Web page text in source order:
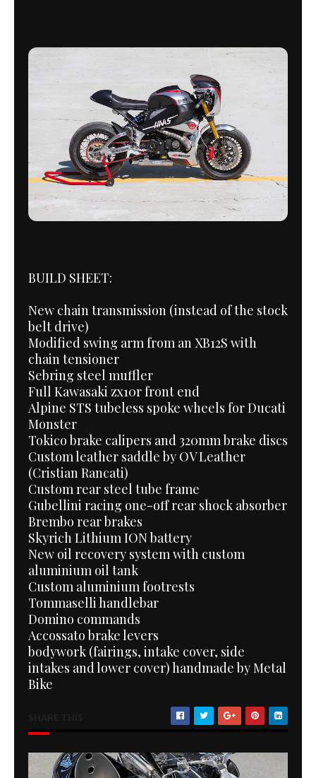
BUILD SHEET:
New chain transmission (instead of the stock
belt drive)
Modified swing arm from an XB12S with
chain tensioner
Sebring steel muffler
Full Kawasaki zx10r front end
Alpine STS tubeless spoke wheels for Ducati
Monster
Tokico brake calipers and 320mm brake discs
Custom leather saddle by OV Leather
(Cristian Rancati)
Custom rear steel tube frame
Gubellini racing one-off rear shock absorber
Brembo rear brakes
Skyrich Lithium ION battery
New oil recovery system with custom
aluminium oil tank
Custom aluminium footrests
Tommaselli handlebar
Domino commands
Accossato brake levers
bodywork (fairings, intake cover, side
intakes and lower cover) handmade by Metal
Bike